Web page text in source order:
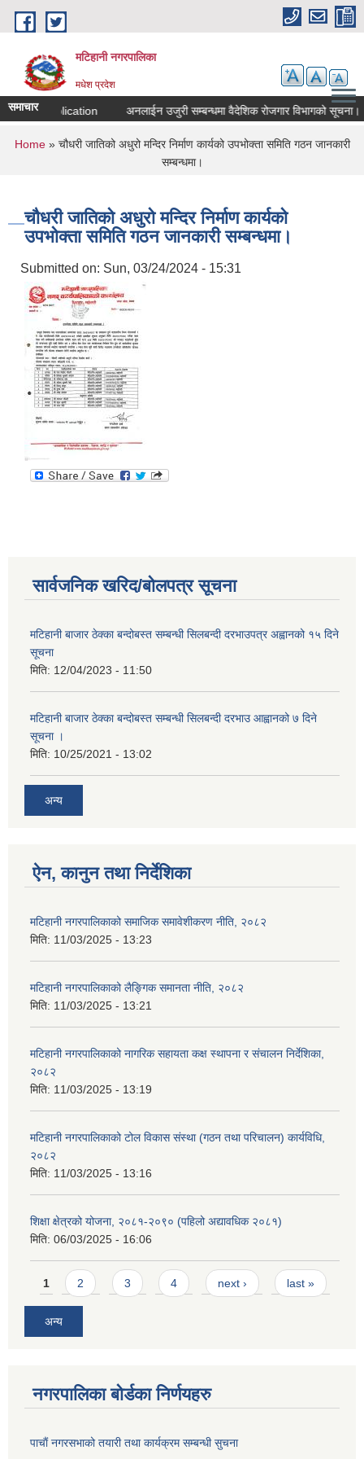
Skip to main content
मटिहानी नगरपालिका
मधेश प्रदेश
समाचार
for application अनलाईन उजुरी सम्बन्धमा वैदेशिक रोजगार विभागको सूचना।
You are here
Home» चौधरी जातिको अधुरो मन्दिर निर्माण कार्यको उपभोक्ता समिति गठन जानकारी
सम्बन्धमा।
चौधरी जातिको अधुरो मन्दिर निर्माण कार्यको
उपभोक्ता समिति गठन जानकारी सम्बन्धमा।
Submitted on: Sun, 03/24/2024 - 15:31
सार्वजनिक खरिद/बोलपत्र सूचना
मटिहानी बाजार ठेक्का बन्दोबस्त सम्बन्धी सिलबन्दी दरभाउपत्र अह्वानको १५ दिने
सूचना
मिति: 12/04/2023 - 11:50
मटिहानी बाजार ठेक्का बन्दोबस्त सम्बन्धी सिलबन्दी दरभाउ आह्वानको ७ दिने
सूचना ।
मिति: 10/25/2021 - 13:02
अन्य
ऐन, कानुन तथा निर्देशिका
मटिहानी नगरपालिकाको समाजिक समावेशीकरण नीति, २०८२
मिति: 11/03/2025 - 13:23
मटिहानी नगरपालिकाको लैङ्गिक समानता नीति, २०८२
मिति: 11/03/2025 - 13:21
मटिहानी नगरपालिकाको नागरिक सहायता कक्ष स्थापना र संचालन निर्देशिका,
२०८२
मिति: 11/03/2025 - 13:19
मटिहानी नगरपालिकाको टोल विकास संस्था (गठन तथा परिचालन) कार्यविधि,
२०८२
मिति: 11/03/2025 - 13:16
शिक्षा क्षेत्रको योजना, २०८१-२०९० ‌‍(पहिलो अद्यावधिक २०८१)
मिति: 06/03/2025 - 16:06
Pages
1 2 3 4 next › last »
अन्य
नगरपालिका बोर्डका निर्णयहरु
पाचाैं नगरसभाको तयारी तथा कार्यक्रम सम्बन्धी सुचना